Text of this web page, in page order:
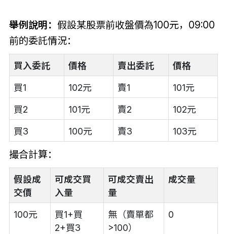
舉例說明： 假設某股票前收盤價為100元，09:00
前的委託情況：
買入委託 價格 賣出委託 價格
買1 102元 賣1 101元
買2 101元 賣2 102元
買3 100元 賣3 103元
撮合計算：
假設成
交價
可成交買
入量
可成交賣出
量
成交量
100元
買1+買
2+買3
無（賣單都
>100）
0